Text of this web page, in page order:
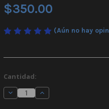
$350.00
(Aún no hay
Existencias
actuales:
Cantidad:
Disminuir
la
Aumentar
la